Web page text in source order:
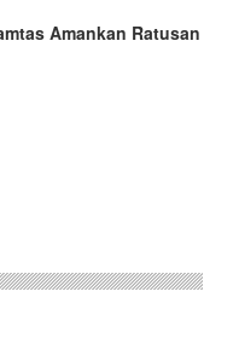
Amankan Ratusan